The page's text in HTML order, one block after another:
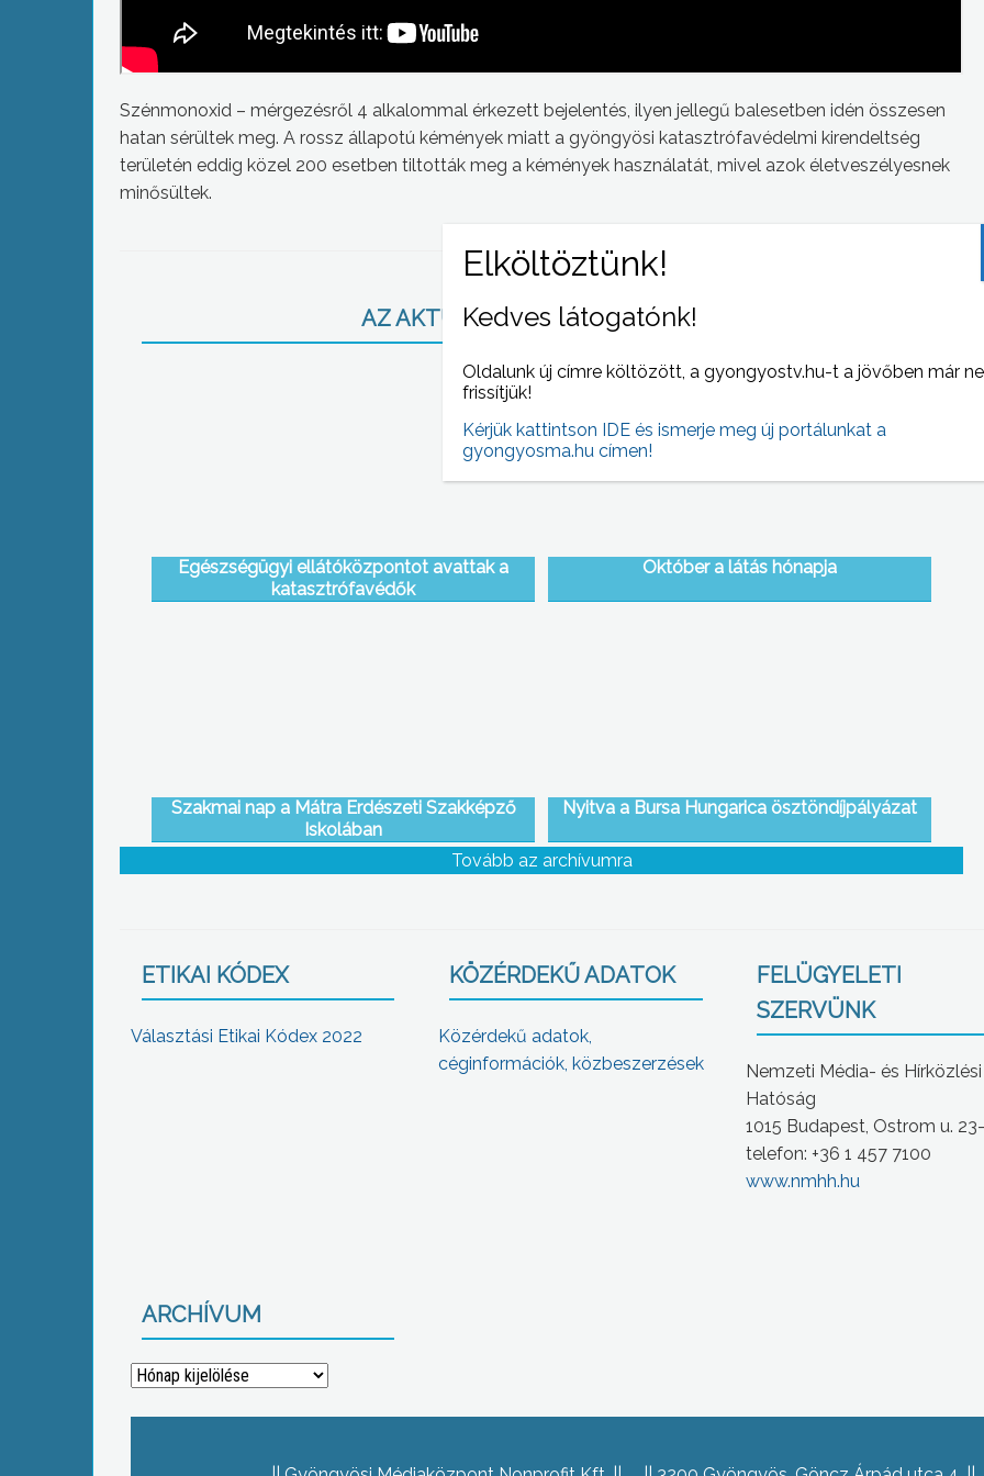
Szénmonoxid – mérgezésről 4 alkalommal érkezett bejelentés, ilyen jellegű balesetben idén összesen
hatan sérültek meg. A rossz állapotú kémények miatt a gyöngyösi katasztrófavédelmi kirendeltség
területén eddig közel 200 esetben tiltották meg a kémények használatát, mivel azok életveszélyesnek
minősültek.
AZ AKTUÁLIS NAPI HÍREI
Egészségügyi ellátóközpontot avattak a
katasztrófavédők
Október a látás hónapja
Szakmai nap a Mátra Erdészeti Szakképző
Iskolában
Nyitva a Bursa Hungarica ösztöndíjpályázat
Tovább az archívumra
ETIKAI KÓDEX
Választási Etikai Kódex 2022
KÖZÉRDEKŰ ADATOK
Közérdekű adatok,
céginformációk, közbeszerzések
FELÜGYELETI
SZERVÜNK
Nemzeti Média- és Hírközlési
Hatóság
1015 Budapest, Ostrom u.
telefon: +36 1 457 7100
www.nmhh.hu
ARCHÍVUM
Archívum
Kedves látogatónk!
Oldalunk új címre költözött, a gyongyostv.hu-t a jövőben már
frissítjük!
Kérjük kattintson IDE és ismerje meg új portálunkat a
gyongyosma.hu címen!